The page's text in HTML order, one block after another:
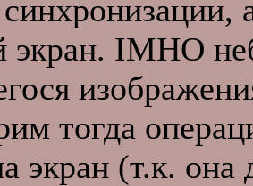
IMHO
тогда
экран (т.к.